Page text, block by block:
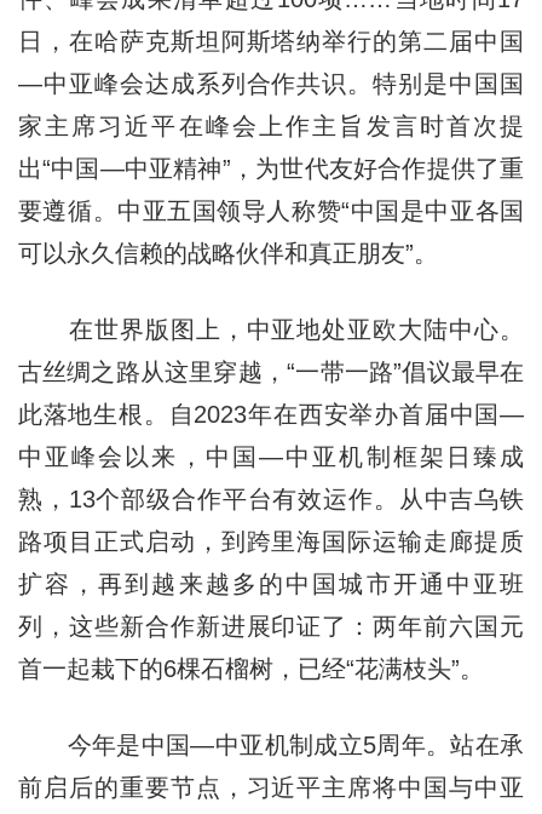
日，在哈萨克斯坦阿斯塔纳举行的第二届中国
—中亚峰会达成系列合作共识。特别是中国国
家主席习近平在峰会上作主旨发言时首次提
出“中国—中亚精神”，为世代友好合作提供了重
要遵循。中亚五国领导人称赞“中国是中亚各国
可以永久信赖的战略伙伴和真正朋友”。
在世界版图上，中亚地处亚欧大陆中心。
古丝绸之路从这里穿越，“一带一路”倡议最早在
此落地生根。自2023年在西安举办首届中国—
中亚峰会以来，中国—中亚机制框架日臻成
熟，13个部级合作平台有效运作。从中吉乌铁
路项目正式启动，到跨里海国际运输走廊提质
扩容，再到越来越多的中国城市开通中亚班
列，这些新合作新进展印证了：两年前六国元
首一起栽下的6棵石榴树，已经“花满枝头”。
今年是中国—中亚机制成立5周年。站在承
前启后的重要节点，习近平主席将中国与中亚